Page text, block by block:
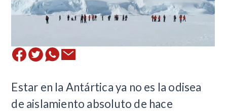
Estar en la Antártica ya no es la odisea
de aislamiento absoluto de hace